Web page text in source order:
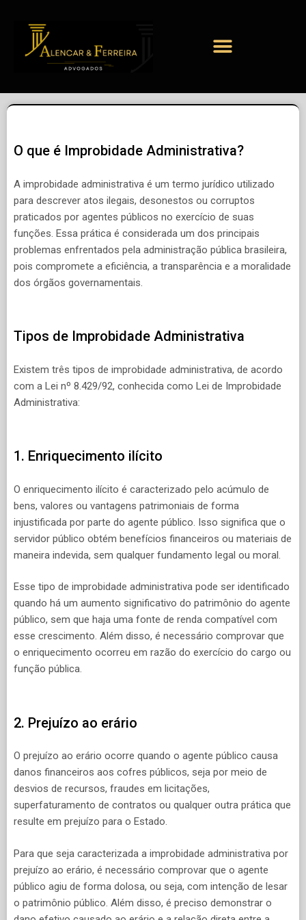
O que é Improbidade Administrativa?
A improbidade administrativa é um termo jurídico utilizado
para descrever atos ilegais, desonestos ou corruptos
praticados por agentes públicos no exercício de suas
funções. Essa prática é considerada um dos principais
problemas enfrentados pela administração pública brasileira,
pois compromete a eficiência, a transparência e a moralidade
dos órgãos governamentais.
Tipos de Improbidade Administrativa
Existem três tipos de improbidade administrativa, de acordo
com a Lei nº 8.429/92, conhecida como Lei de Improbidade
Administrativa:
1. Enriquecimento ilícito
O enriquecimento ilícito é caracterizado pelo acúmulo de
bens, valores ou vantagens patrimoniais de forma
injustificada por parte do agente público. Isso significa que o
servidor público obtém benefícios financeiros ou materiais de
maneira indevida, sem qualquer fundamento legal ou moral.
Esse tipo de improbidade administrativa pode ser identificado
quando há um aumento significativo do patrimônio do agente
público, sem que haja uma fonte de renda compatível com
esse crescimento. Além disso, é necessário comprovar que
o enriquecimento ocorreu em razão do exercício do cargo ou
função pública.
2. Prejuízo ao erário
O prejuízo ao erário ocorre quando o agente público causa
danos financeiros aos cofres públicos, seja por meio de
desvios de recursos, fraudes em licitações,
superfaturamento de contratos ou qualquer outra prática que
resulte em prejuízo para o Estado.
Para que seja caracterizada a improbidade administrativa por
prejuízo ao erário, é necessário comprovar que o agente
público agiu de forma dolosa, ou seja, com intenção de lesar
o patrimônio público. Além disso, é preciso demonstrar o